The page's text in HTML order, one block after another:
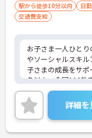
駅から徒歩10分以内 日
交通費支給
お子さま一人ひと
やソーシャルスキ
子さまの成長をサ
名以上、全国100教
して培ったノウハ
の提供とともに、自
目指せます。年間
との両立もしやすい
ご興味のある方は
詳細を